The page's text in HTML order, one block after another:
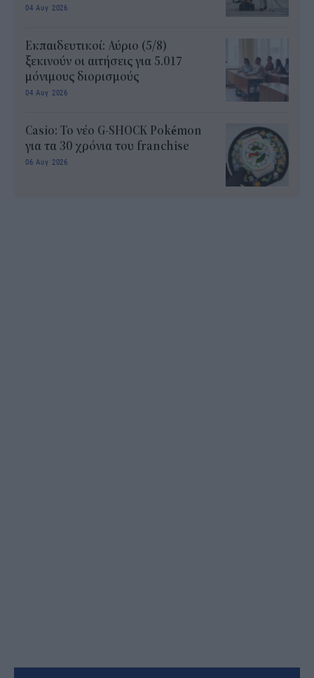
04 Αυγ 2026
Εκπαιδευτικοί: Αύριο (5/8)
ξεκινούν οι αιτήσεις για 5.017
μόνιμους διορισμούς
04 Αυγ 2026
Casio: Το νέο G-SHOCK Pokémon
για τα 30 χρόνια του franchise
06 Αυγ 2026